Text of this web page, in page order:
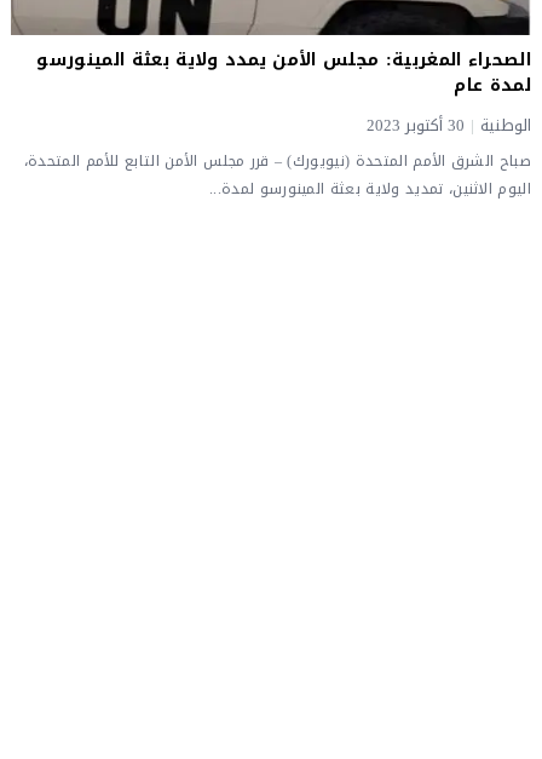
الصحراء المغربية: مجلس الأمن يمدد ولاية بعثة المينورسو
لمدة عام
الوطنية 30 أكتوبر 2023
صباح الشرق الأمم المتحدة (نيويورك) – قرر مجلس الأمن التابع للأمم المتحدة،
اليوم الاثنين، تمديد ولاية بعثة المينورسو لمدة...